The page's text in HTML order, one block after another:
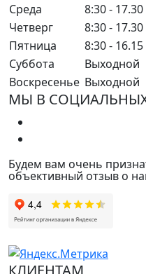
Среда
8:30 - 17.30
Четверг
8:30 - 17.30
Пятница
8:30 - 16.15
Суббота
Выходной
Воскресенье Выходной
МЫ В
Будем вам очень
объективный отзыв о